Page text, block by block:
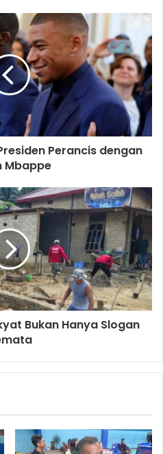
Perancis dengan
Mbappe
Bukan Hanya Slogan